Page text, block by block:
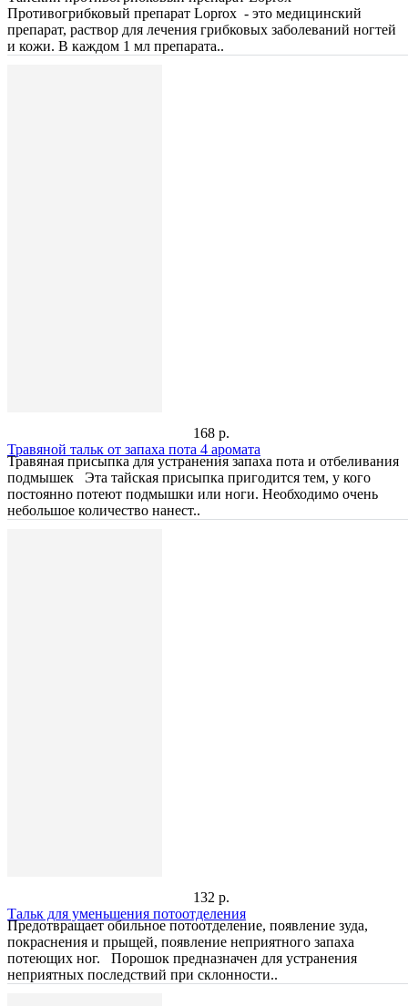
Противогрибковый препарат Loprox - это медицинский
препарат, раствор для лечения грибковых заболеваний ногтей
и кожи. В каждом 1 мл препарата..
168 р.
Травяной тальк от запаха пота 4 аромата
Травяная присыпка для устранения запаха пота и отбеливания
подмышек Эта тайская присыпка пригодится тем, у кого
постоянно потеют подмышки или ноги. Необходимо очень
небольшое количество нанест..
132 р.
Тальк для уменьшения потоотделения
Предотвращает обильное потоотделение, появление зуда,
покраснения и прыщей, появление неприятного запаха
потеющих ног. Порошок предназначен для устранения
неприятных последствий при склонности..